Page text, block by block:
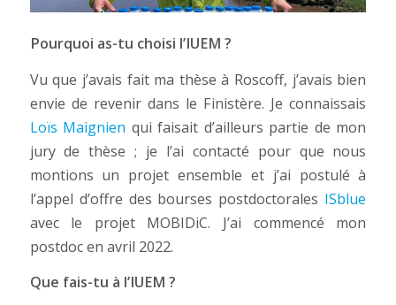
Pourquoi as-tu choisi l’IUEM ?
Vu que j’avais fait ma thèse à Roscoff, j’avais bien
envie de revenir dans le Finistère. Je connaissais
Loïs Maignien qui faisait d’ailleurs partie de mon
jury de thèse ; je l’ai contacté pour que nous
montions un projet ensemble et j’ai postulé à
l’appel d’offre des bourses postdoctorales ISblue
avec le projet MOBIDiC. J’ai commencé mon
postdoc en avril 2022.
Que fais-tu à l’IUEM ?